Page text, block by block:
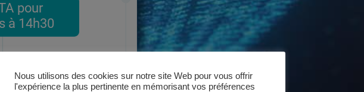
Nous utilisons des cookies sur notre site Web pour vous offrir
l'expérience la plus pertinente en mémorisant vos préférences